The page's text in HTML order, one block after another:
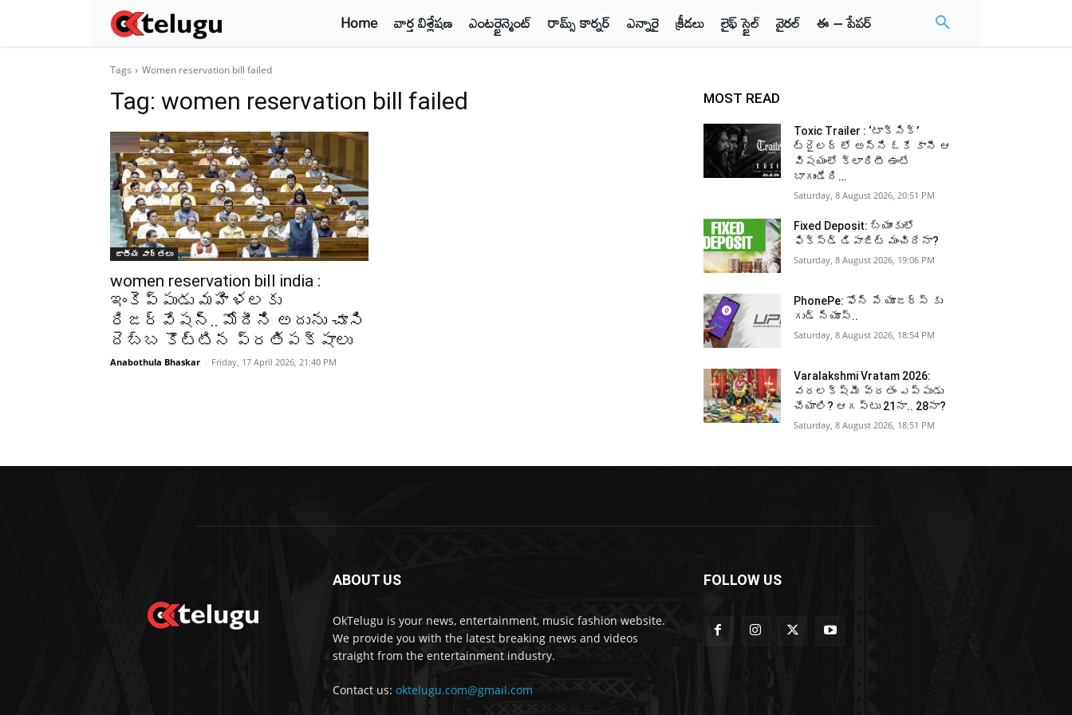
Home వార్త విశ్లేషణ ఎంటర్టైన్మెంట్ రామ్స్ కార్నర్ ఎన్నారై క్రీడలు లైఫ్ స్టైల్ వైరల్ ఈ – పేపర్
Tags Women reservation bill failed
Tag: women reservation bill failed
జాతీయ వార్తలు
women reservation bill india :
ఇంకెప్పుడు మహిళలకు
రిజర్వేషన్.. మోదీని అదును చూసి
దెబ్బ కొట్టిన ప్రతిపక్షాలు
Anabothula Bhaskar - Friday, 17 April 2026, 21:40 PM
MOST READ
Toxic Trailer : ‘టాక్సిక్’
ట్రైలర్ లో అన్ని ఓకే కానీ ఆ
విషయంలో క్లారిటీ ఉంటే
బాగుండేది…
Saturday, 8 August 2026, 20:51 PM
Fixed Deposit: బ్యాంకులో
ఫిక్స్డ్ డిపాజిట్ మంచిదేనా?
Saturday, 8 August 2026, 19:06 PM
PhonePe: ఫోన్ పే యూజర్స్ కు
గుడ్ న్యూస్..
Saturday, 8 August 2026, 18:54 PM
Varalakshmi Vratam 2026:
వరలక్ష్మీ వ్రతం ఎప్పుడు
చేయాలి? ఆగస్టు 21నా.. 28నా?
Saturday, 8 August 2026, 18:51 PM
ABOUT US
OkTelugu is your news, entertainment, music fashion website.
We provide you with the latest breaking news and videos
straight from the entertainment industry.
Contact us: oktelugu.com@gmail.com
FOLLOW US